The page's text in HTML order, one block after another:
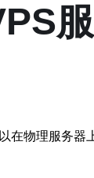
物理服务